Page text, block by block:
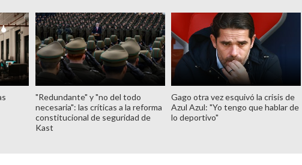
"Redundante" y "no del todo
necesaria": las críticas a la reforma
constitucional de seguridad de
Kast
Gago otra vez esquivó la crisis de
Azul Azul: "Yo tengo que hablar de
lo deportivo"